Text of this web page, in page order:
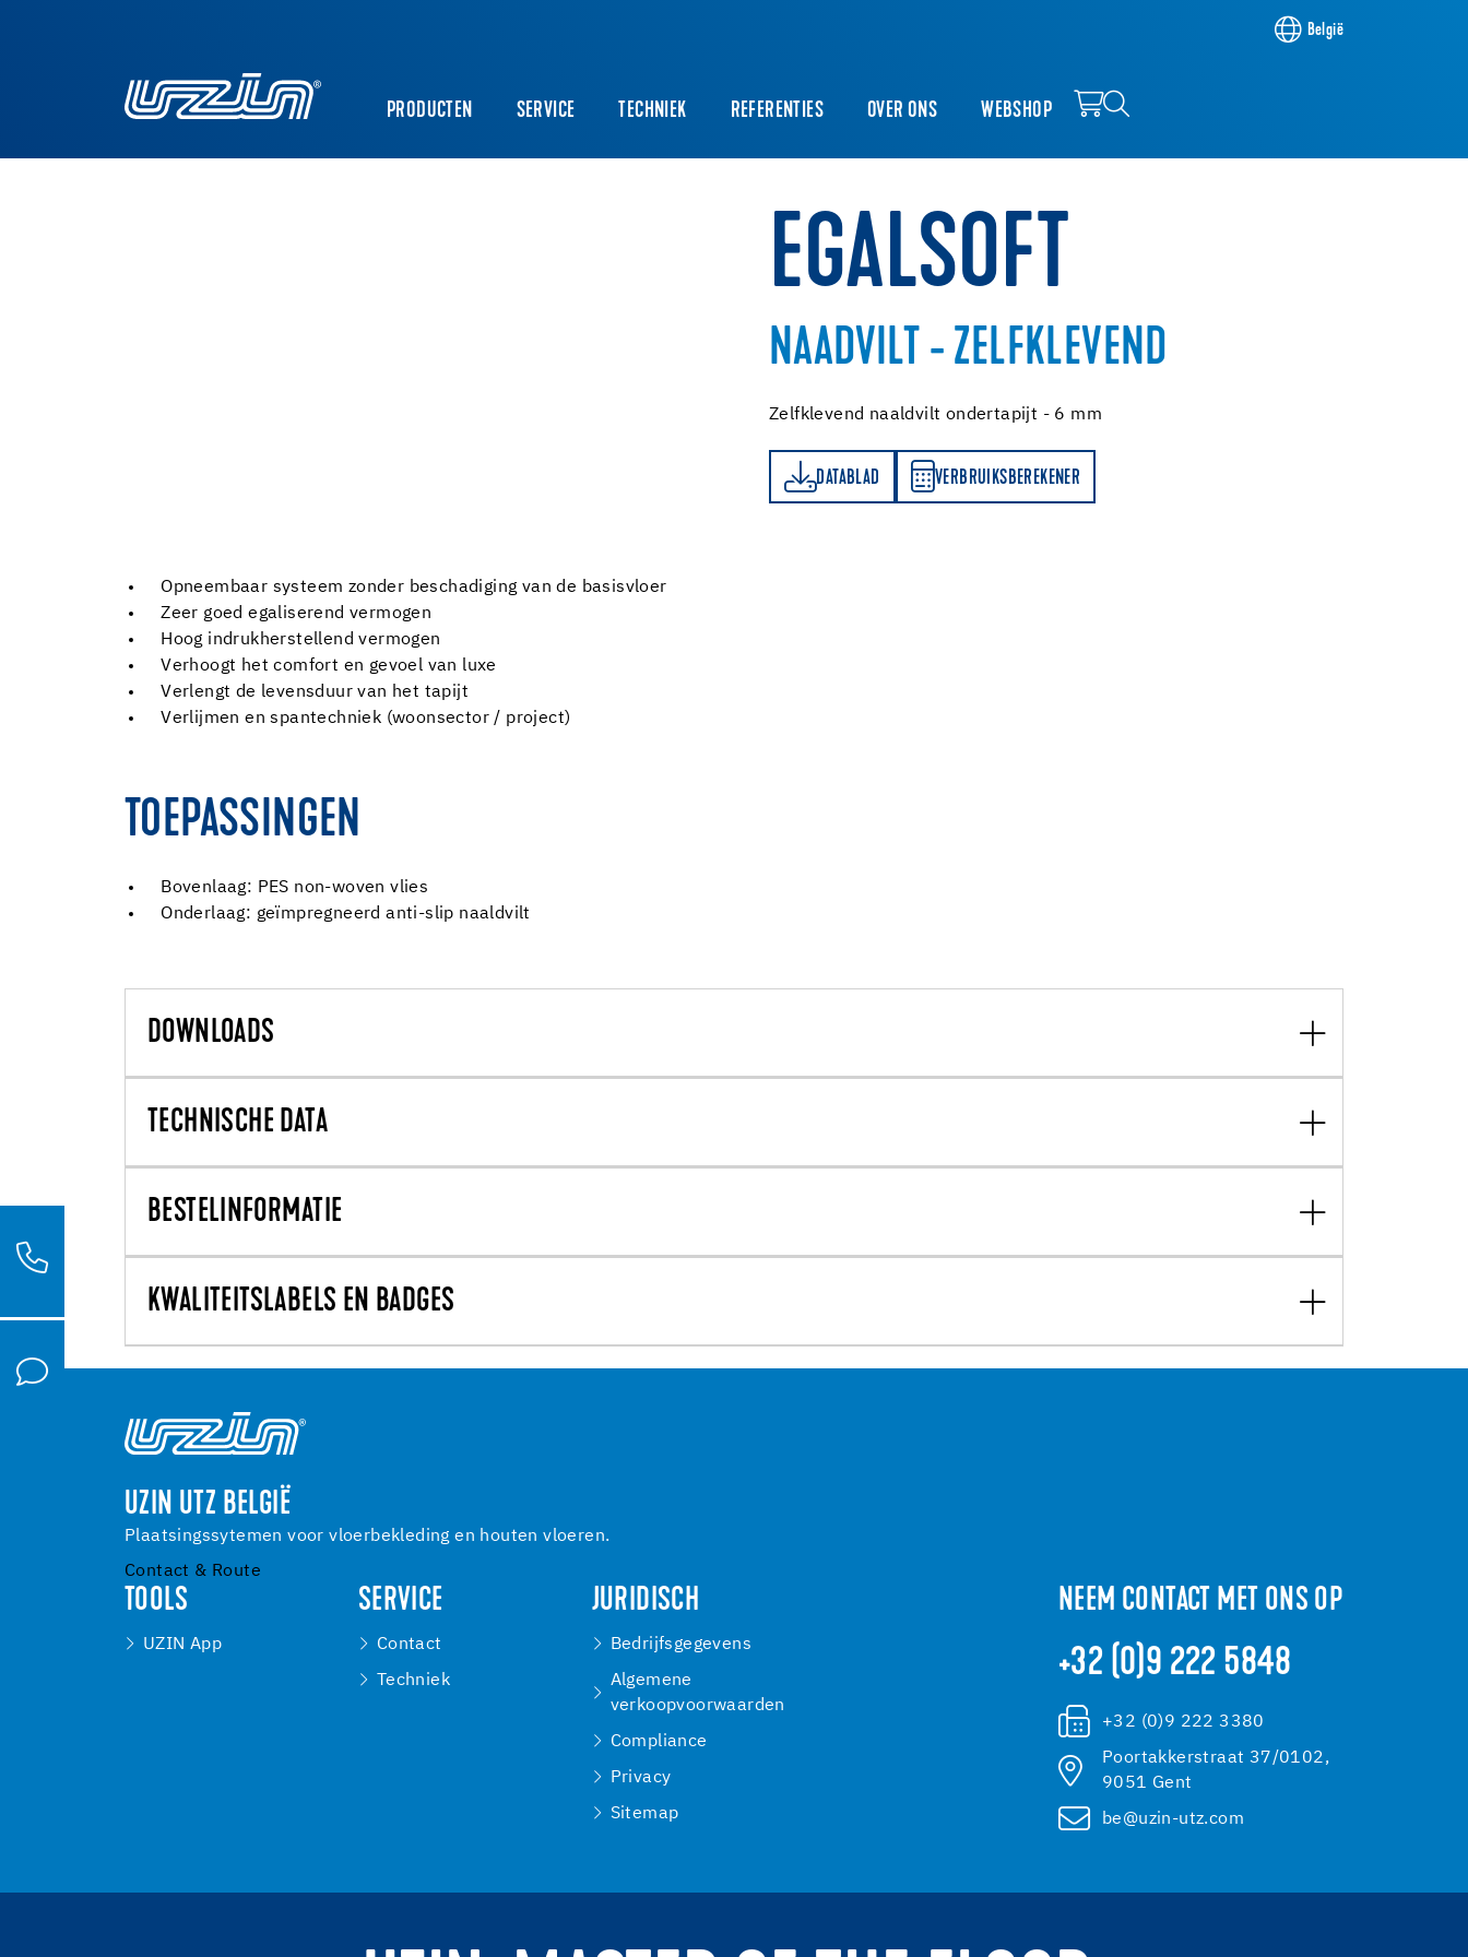
België
PRODUCTEN SERVICE TECHNIEK REFERENTIES OVER ONS WEBSHOP
EGALSOFT
NAADVILT - ZELFKLEVEND
Zelfklevend naaldvilt ondertapijt - 6 mm
DATABLAD VERBRUIKSBEREKENER
VERBRUIKSBEREKENER
Opneembaar systeem zonder beschadiging van de basisvloer
Zeer goed egaliserend vermogen
Hoog indrukherstellend vermogen
Verhoogt het comfort en gevoel van luxe
Verlengt de levensduur van het tapijt
Verlijmen en spantechniek (woonsector / project)
TOEPASSINGEN
Bovenlaag: PES non-woven vlies
Onderlaag: geïmpregneerd anti-slip naaldvilt
DOWNLOADS
TECHNISCHE DATA
BESTELINFORMATIE
KWALITEITSLABELS EN BADGES
UZIN UTZ BELGIË
Plaatsingssytemen voor vloerbekleding en houten vloeren.
Contact & Route
TOOLS
UZIN App
SERVICE
Contact
Techniek
JURIDISCH
Bedrijfsgegevens
Algemene
verkoopvoorwaarden
Compliance
Privacy
Sitemap
NEEM CONTACT MET ONS OP
+32 (0)9 222 5848
+32 (0)9 222 3380
Poortakkerstraat 37/0102,
9051 Gent
be@uzin-utz.com